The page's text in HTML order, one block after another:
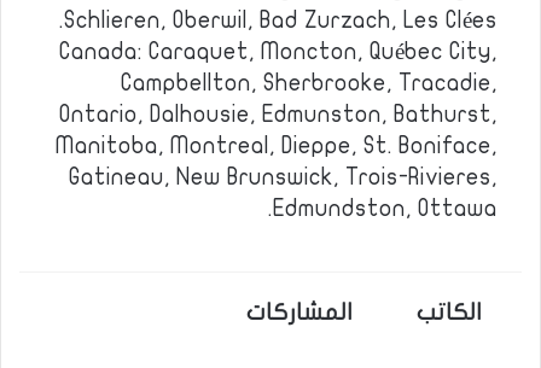
Schlieren, Oberwil, Bad Zurzach, Les Clées.
Canada: Caraquet, Moncton, Québec City,
Campbellton, Sherbrooke, Tracadie,
Ontario, Dalhousie, Edmunston, Bathurst,
Manitoba, Montreal, Dieppe, St. Boniface,
Gatineau, New Brunswick, Trois-Rivieres,
Edmundston, Ottawa.
الكاتب المشاركات